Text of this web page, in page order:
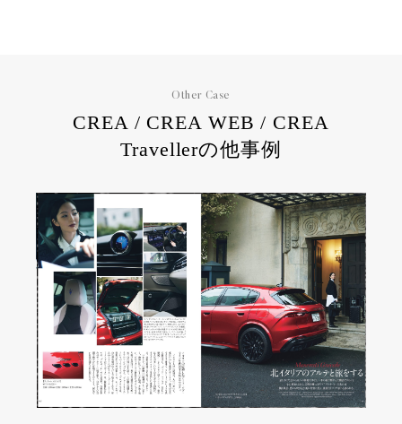
Other Case
CREA / CREA WEB / CREA
Travellerの他事例